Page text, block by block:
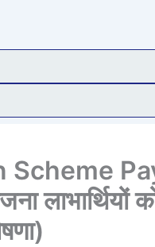
Scheme
लाभार्थियों